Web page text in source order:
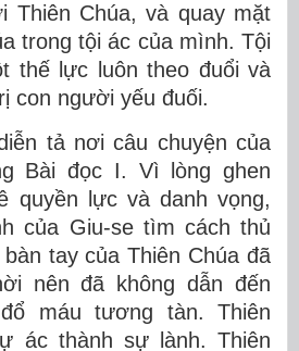
Thiên Chúa, và quay mặt
trong tội ác của mình. Tội
thế lực luôn theo đuổi và
con người yếu đuối.
tả nơi câu chuyện của
Bài đọc I. Vì lòng ghen
quyền lực và danh vọng,
của Giu-se tìm cách thủ
tay của Thiên Chúa đã
nên đã không dẫn đến
máu tương tàn. Thiên
ác thành sự lành. Thiên